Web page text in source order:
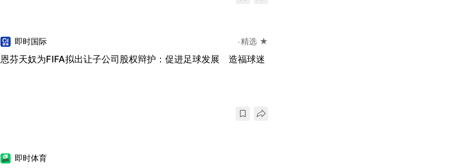
即时国际 精选 ★
恩芬天奴为FIFA拟出让子公司股权辩护：促进足球发展 造福球迷
即时体育